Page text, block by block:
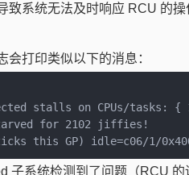
致系统无法及时响应 RCU 的操
会打印类似以下的消息：
stalls on CPUs/
for 2102 jiffies!
子系统检测到了问题（RCU